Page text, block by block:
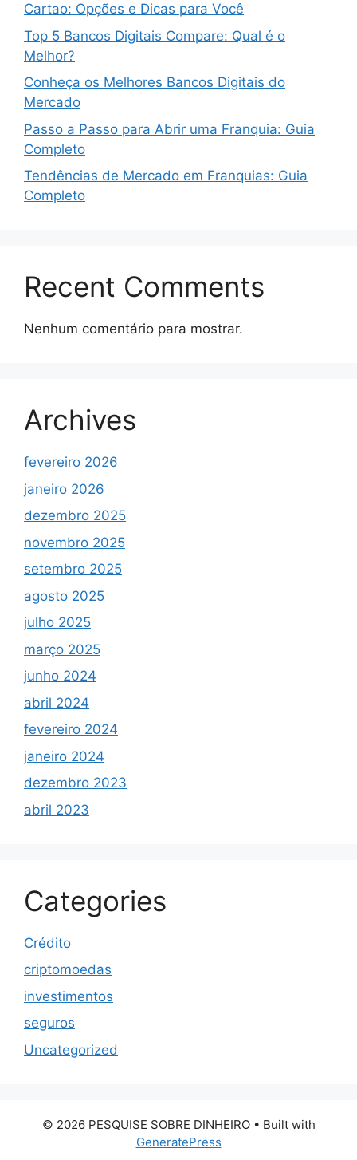
Cartao: Opções e Dicas para Você
Top 5 Bancos Digitais Compare: Qual é o
Melhor?
Conheça os Melhores Bancos Digitais do
Mercado
Passo a Passo para Abrir uma Franquia: Guia
Completo
Tendências de Mercado em Franquias: Guia
Completo
Recent Comments
Nenhum comentário para mostrar.
Archives
fevereiro 2026
janeiro 2026
dezembro 2025
novembro 2025
setembro 2025
agosto 2025
julho 2025
março 2025
junho 2024
abril 2024
fevereiro 2024
janeiro 2024
dezembro 2023
abril 2023
Categories
Crédito
criptomoedas
investimentos
seguros
Uncategorized
© 2026 PESQUISE SOBRE DINHEIRO• Built with
GeneratePress